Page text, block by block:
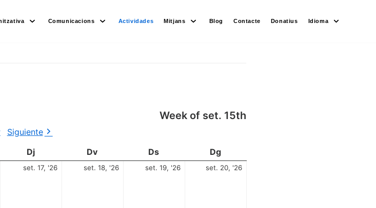
Comunicacions Actividades Mitjans Blog Contacte Donatius Idioma
Week of set. 15th
Siguiente
Dj Dv Ds Dg
set. 17, '26 set. 18, '26 set. 19, '26 set. 20, '26